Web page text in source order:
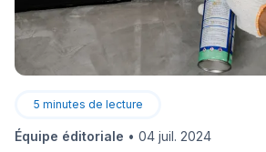
5 minutes de lecture
Équipe éditoriale • 04 juil. 2024